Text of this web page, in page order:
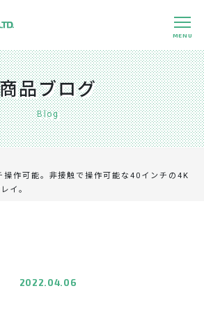
MENU
891-224
商品ブログ
Blog
操作可能。非接触で操作可能な40インチの4K
イ。
2022.04.06